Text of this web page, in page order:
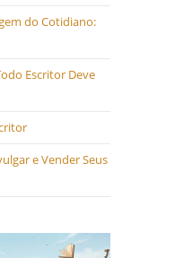
do Cotidiano:
Escritor Deve
e Vender Seus